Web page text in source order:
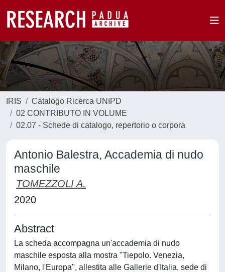
IRIS
Catalogo Ricerca UNIPD
02 CONTRIBUTO IN VOLUME
02.07 - Schede di catalogo, repertorio o corpora
Antonio Balestra, Accademia di nudo
maschile
TOMEZZOLI A.
2020
Abstract
La scheda accompagna un'accademia di nudo
maschile esposta alla mostra "Tiepolo. Venezia,
Milano, l'Europa", allestita alle Gallerie d'Italia, sede di